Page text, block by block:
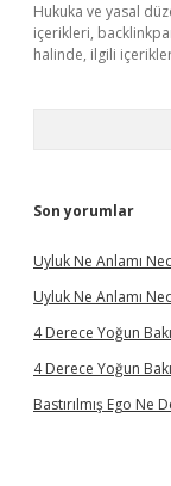
Hukuka ve yasal
içerikleri,
halinde, ilgili
Son yorumlar
Uyluk Ne Anlamı
Uyluk Ne Anlamı
4 Derece Yoğun
4 Derece Yoğun
Bastırılmış Ego Ne